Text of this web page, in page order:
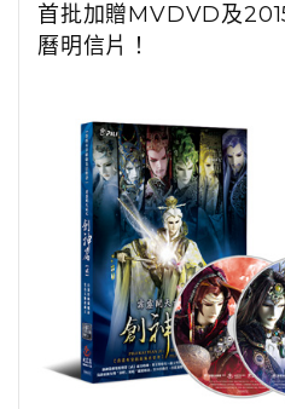
首批加贈MVDVD及
曆明信片！